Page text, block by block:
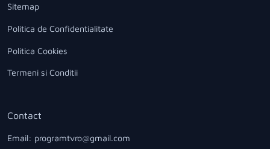
Sitemap
Politica de Confidentialitate
Politica Cookies
Termeni si Conditii
Contact
Email: programtvro@gmail.com